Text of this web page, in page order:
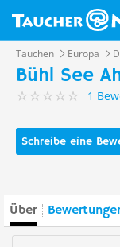
Tauchen Europa
Bühl See
1
Schreibe eine
Über